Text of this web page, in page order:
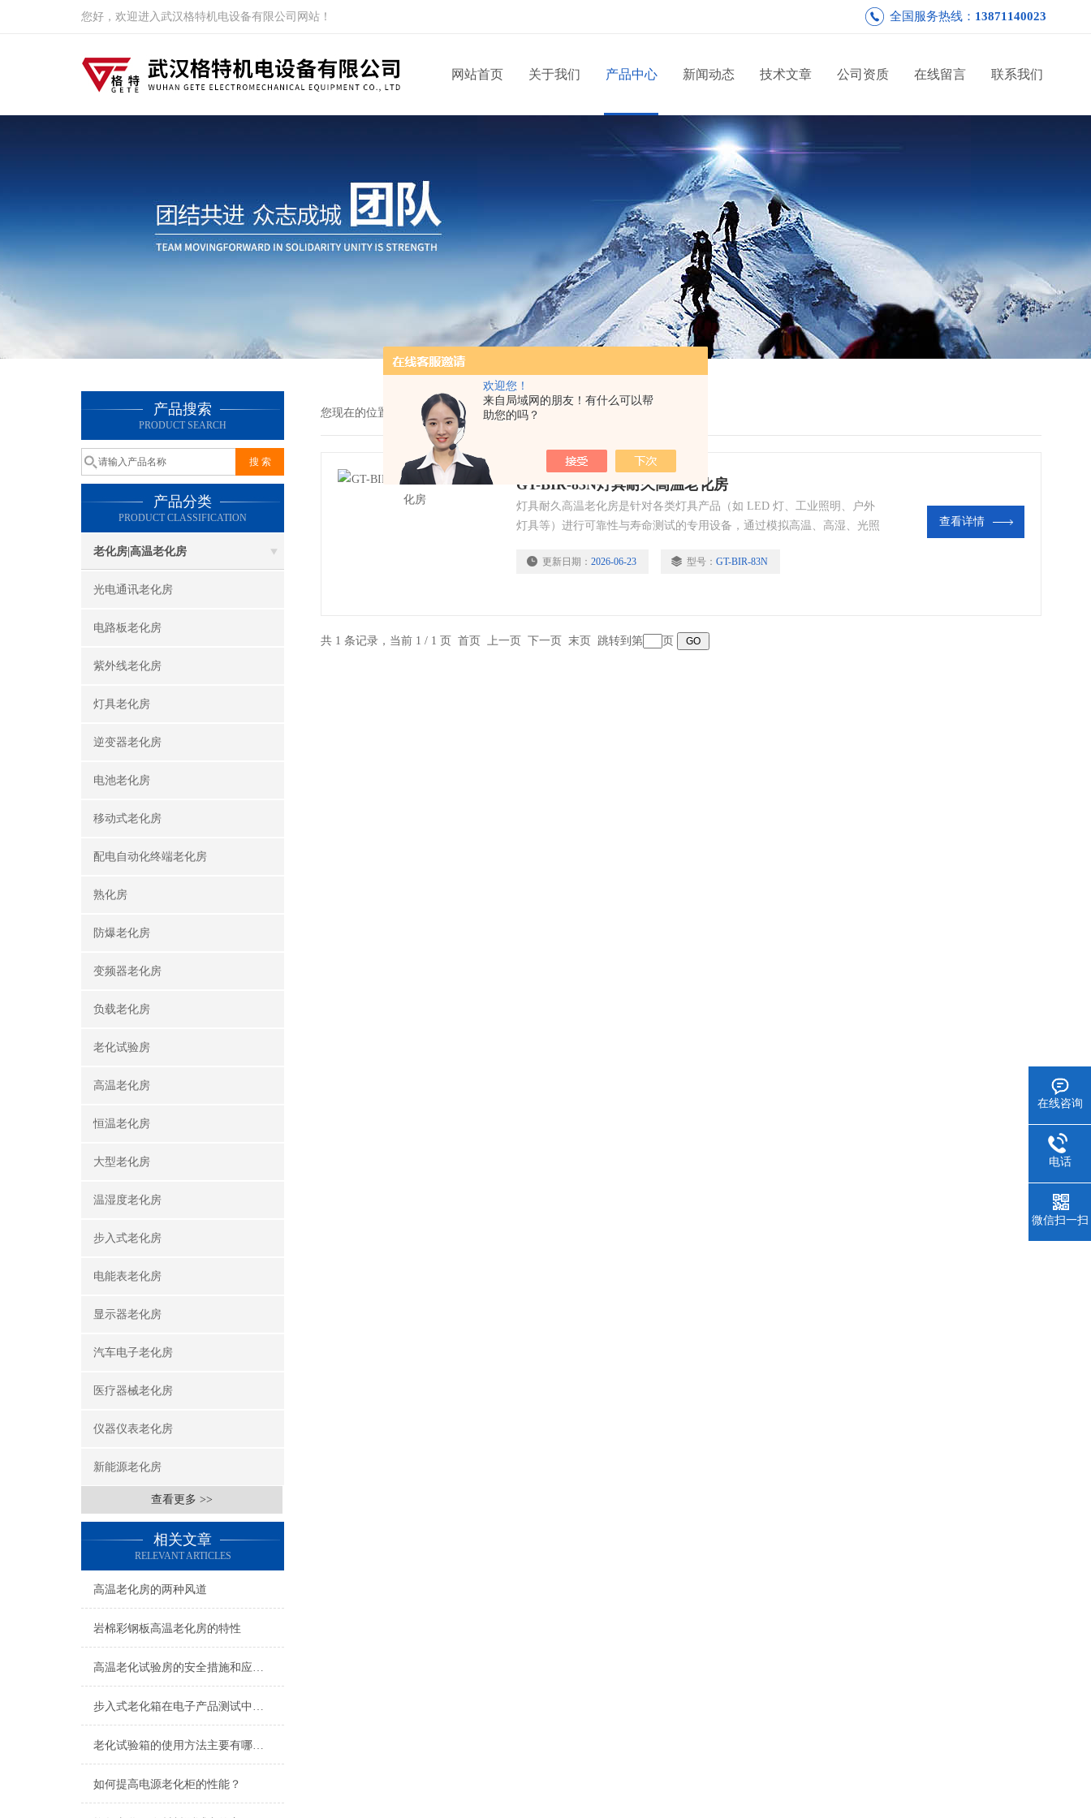
欢迎您！
来自局域网的朋友！有什么可以帮
助您的吗？
您好，欢迎进入武汉格特机电设备有限公司网站！ 全国服务热线： 13871140023
网站首页 关于我们 产品中心 新闻动态 技术文章 公司资质 在线留言 联系我们
产品搜索
PRODUCT SEARCH
产品分类
PRODUCT CLASSIFICATION
老化房|高温老化房
光电通讯老化房
电路板老化房
紫外线老化房
灯具老化房
逆变器老化房
电池老化房
移动式老化房
配电自动化终端老化房
熟化房
防爆老化房
变频器老化房
负载老化房
老化试验房
高温老化房
恒温老化房
大型老化房
温湿度老化房
步入式老化房
电能表老化房
显示器老化房
汽车电子老化房
医疗器械老化房
仪器仪表老化房
新能源老化房
查看更多 >>
相关文章
RELEVANT ARTICLES
高温老化房的两种风道
岩棉彩钢板高温老化房的特性
高温老化试验房的安全措施和应急处理流程
步入式老化箱在电子产品测试中的应用
老化试验箱的使用方法主要有哪几个步骤？
如何提高电源老化柜的性能？
您现在的位置： 首页 > 产品中心 >老化房|高温老化房
GT-BIR-83N灯具耐久高温老化房
灯具耐久高温老化房是针对各类灯具产品（如 LED 灯、工业照明、户外
灯具等）进行可靠性与寿命测试的专用设备，通过模拟高温、高湿、光照
情况下对灯具进行耐高温试验，从而检测灯具的耐老化、耐高温性能。
更新日期： 2026-06-23 型号： GT-BIR-83N
查看详情
共 1 条记录，当前 1 / 1 页 首页 上一页 下一页 末页 跳转到第 页
在线咨询
电话
微信扫一扫